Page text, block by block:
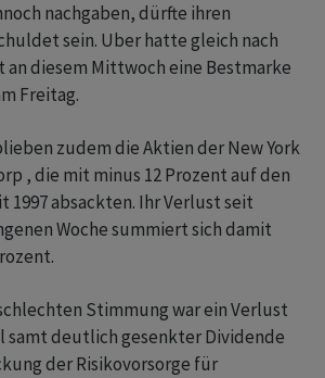
nachgaben, dürfte ihren
sein. Uber hatte gleich nach
diesem Mittwoch eine Bestmarke
Freitag.
zudem die Aktien der New York
, die mit minus 12 Prozent auf den
1997 absackten. Ihr Verlust seit
Woche summiert sich damit
Stimmung war ein Verlust
samt deutlich gesenkter Dividende
der Risikovorsorge für